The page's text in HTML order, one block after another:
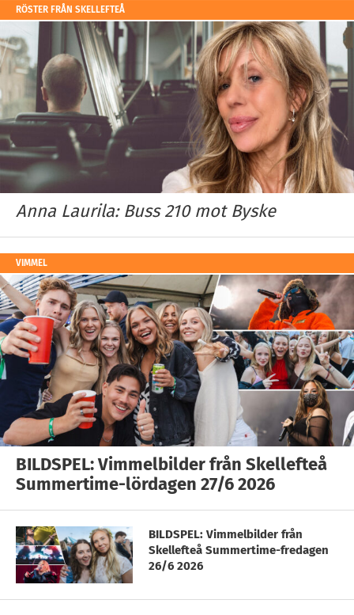
RÖSTER FRÅN SKELLEFTEÅ
Anna Laurila: Buss 210 mot Byske
VIMMEL
BILDSPEL: Vimmelbilder från Skellefteå
Summertime-lördagen 27/6 2026
BILDSPEL: Vimmelbilder från
Skellefteå Summertime-fredagen
26/6 2026